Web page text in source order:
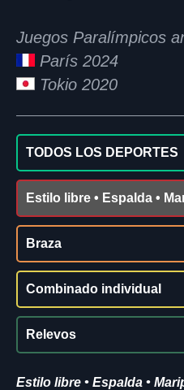
Juegos Paralímpicos
París 2024
Tokio 2020
TODOS LOS DEPORTES
Estilo libre • Espalda •
Braza
Combinado individual
Relevos
Estilo libre • Espalda •